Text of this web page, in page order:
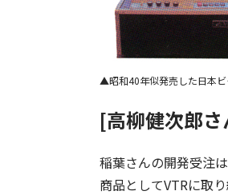
昭和40年似発売した日本
[高柳健次郎さ
稲葉さんの開発受注
商品としてVTRに取